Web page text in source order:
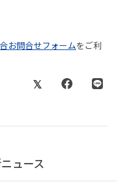
お問合せフォームをご利
ュース